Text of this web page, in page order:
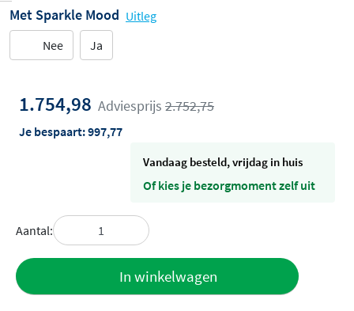
Met Sparkle Mood Uitleg
Nee
Ja
1.754,98 Adviesprijs 2.752,75
Je bespaart:997,77
vandaag besteld, vrijdag in huis
Of kies je bezorgmoment zelf uit
Aantal:
In winkelwagen